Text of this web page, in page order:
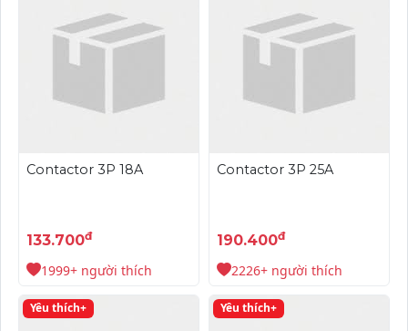
Contactor 3P 18A
133.700đ
1999+ người thích
Contactor 3P 25A
190.400đ
2226+ người thích
Yêu thích+ Yêu thích+